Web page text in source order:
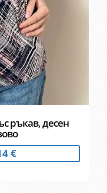
ръкав, десен
€